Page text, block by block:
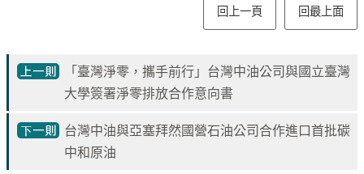
問
English
回上一頁 回最上面
「臺灣淨零，攜手前行」台灣中油公司與國立臺灣
大學簽署淨零排放合作意向書
台灣中油與亞塞拜然國營石油公司合作進口首批碳
中和原油